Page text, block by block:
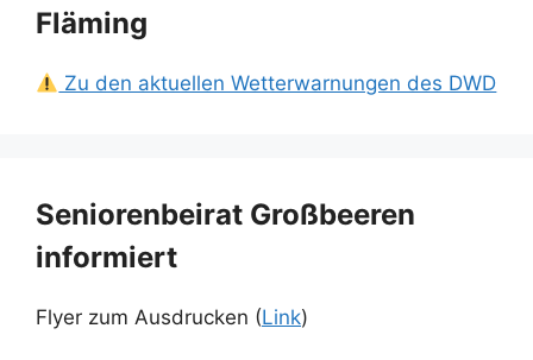
Fläming
Zu den aktuellen Wetterwarnungen des DWD
Seniorenbeirat Großbeeren
informiert
Flyer zum Ausdrucken (Link)